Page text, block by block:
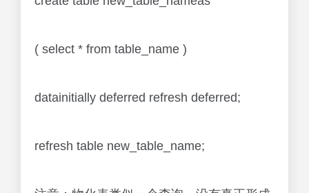
( select * from table_name )
datainitially deferred refresh deferred;
refresh table new_table_name;